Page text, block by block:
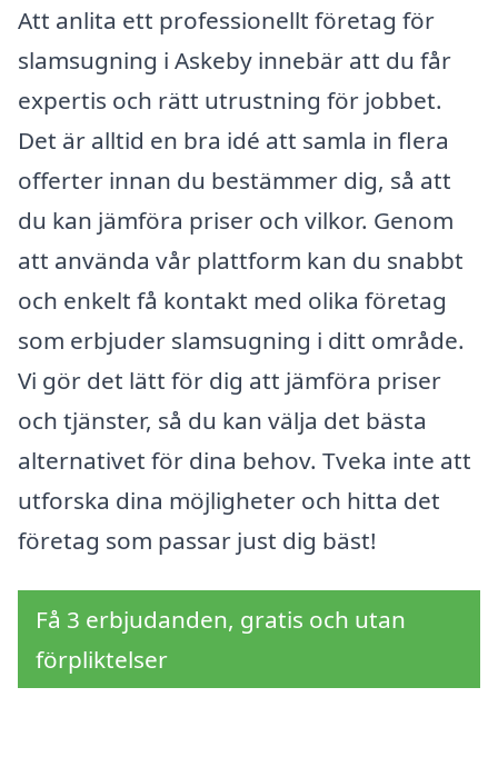
Att anlita ett professionellt företag för
slamsugning i Askeby innebär att du får
expertis och rätt utrustning för jobbet.
Det är alltid en bra idé att samla in flera
offerter innan du bestämmer dig, så att
du kan jämföra priser och vilkor. Genom
att använda vår plattform kan du snabbt
och enkelt få kontakt med olika företag
som erbjuder slamsugning i ditt område.
Vi gör det lätt för dig att jämföra priser
och tjänster, så du kan välja det bästa
alternativet för dina behov. Tveka inte att
utforska dina möjligheter och hitta det
företag som passar just dig bäst!
Få 3 erbjudanden, gratis och utan
förpliktelser